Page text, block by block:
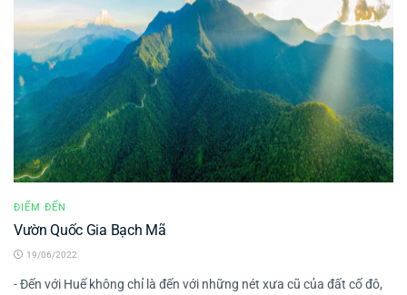
ĐIỂM ĐẾN
Vườn Quốc Gia Bạch Mã
19/06/2022
- Đến với Huế không chỉ là đến với những nét xưa cũ của đất cố đô,